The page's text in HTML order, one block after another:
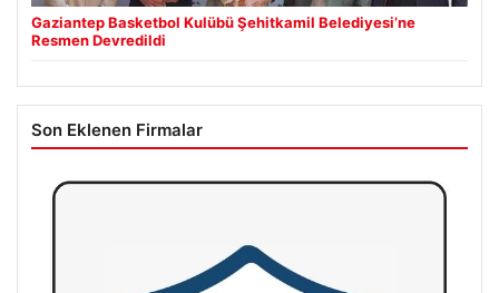
Gaziantep Basketbol Kulübü Şehitkamil Belediyesi’ne
Resmen Devredildi
Son Eklenen Firmalar